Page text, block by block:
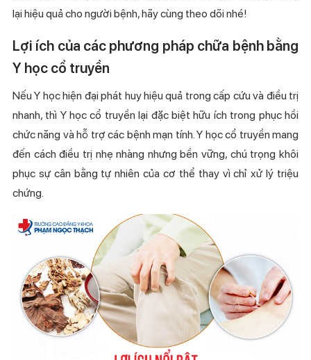
lại hiệu quả cho người bệnh, hãy cùng theo dõi nhé!
Lợi ích của các phương pháp chữa bệnh bằng
Y học cổ truyền
Nếu Y học hiện đại phát huy hiệu quả trong cấp cứu và điều trị
nhanh, thì Y học cổ truyền lại đặc biệt hữu ích trong phục hồi
chức năng và hỗ trợ các bệnh mạn tính. Y học cổ truyền mang
đến cách điều trị nhẹ nhàng nhưng bền vững, chú trọng khôi
phục sự cân bằng tự nhiên của cơ thể thay vì chỉ xử lý triệu
chứng.